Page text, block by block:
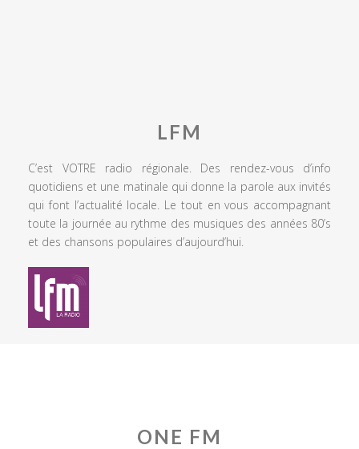
LFM
C’est VOTRE radio régionale. Des rendez-vous d’info
quotidiens et une matinale qui donne la parole aux invités
qui font l’actualité locale. Le tout en vous accompagnant
toute la journée au rythme des musiques des années 80’s
et des chansons populaires d’aujourd’hui.
ONE FM